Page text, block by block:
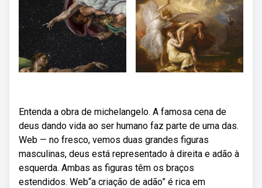
Entenda a obra de michelangelo. A famosa cena de
deus dando vida ao ser humano faz parte de uma das.
Web — no fresco, vemos duas grandes figuras
masculinas, deus está representado à direita e adão à
esquerda. Ambas as figuras têm os braços
estendidos. Web“a criação de adão” é rica em